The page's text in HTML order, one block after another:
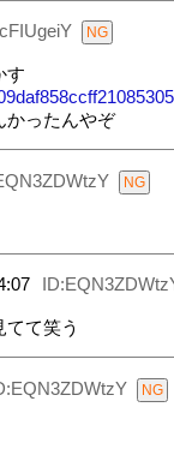
す
かったんやぞ
て笑う